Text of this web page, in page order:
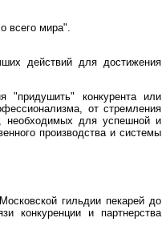
всего мира".
действий для достижения
"придушить" конкурента или
от стремления
необходимых для успешной и
производства и системы
гильдии пекарей до
конкуренции и партнерства